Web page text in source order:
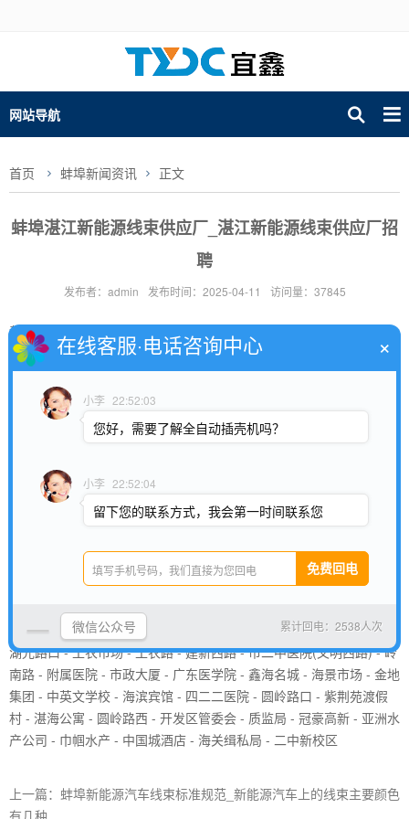
网站导航
首页 蚌埠新闻资讯 正文
蚌埠湛江新能源线束供应厂_湛江新能源线束供应厂招
聘
发布者：admin 发布时间：2025-04-11 访问量：37845
截至我知识更新的时间点（2023年），湛江市还没有建成运营的地铁
线路。湛江地铁1号线是湛江市规划中的一条地铁线路，但具体的站点
信息尚未公布，因为该项目还处于规划或者建设阶段。如果未来有关
于湛江地铁1号线的最新动态或进展，建议关注湛江市政府或相关交通
管理部门的官方公告以获得准确的信息。
城酒店 - 巾帼水产 - 亚洲水产公司 - 冠豪高新 - 质监局 - 开发区管委
会 - 圆岭路西 - 湛海公寓 - 紫荆苑渡假村 - 圆岭路口 - 四二二医院 - 海
滨宾馆 - 中英文学校 - 金地集团 - 海景市场 - 鑫海名城 - 广东医学院 -
农路 - 工农市场 - 湖光路口 - 百蓬东路口 - 西墩路口 - 百儒村 - 信威公
司(高尔夫学校) - 森林公园 - 海头二中 - 少林学校 - 第三人民医院31路
下行(第三人民医院-二中新校区)第三人民医院 - 少林学校 - 海头二中 -
森林公园 - 信威公司(高尔夫学校) - 百儒村 - 西墩路口 - 百蓬东路口 -
湖光路口 - 工农市场 - 工农路 - 建新西路 - 市二中医院(文明西路) - 岭
南路 - 附属医院 - 市政大厦 - 广东医学院 - 鑫海名城 - 海景市场 - 金地
集团 - 中英文学校 - 海滨宾馆 - 四二二医院 - 圆岭路口 - 紫荆苑渡假
村 - 湛海公寓 - 圆岭路西 - 开发区管委会 - 质监局 - 冠豪高新 - 亚洲水
产公司 - 巾帼水产 - 中国城酒店 - 海关缉私局 - 二中新校区
上一篇：蚌埠新能源汽车线束标准规范_新能源汽车上的线束主要颜色
有几种
在线客服·电话咨询中心 ×
小李 22:52:03
您好，需要了解全自动插壳机吗？
小李 22:52:04
留下您的联系方式，我会第一时间联系您
累计回电：2538人次
微信公众号